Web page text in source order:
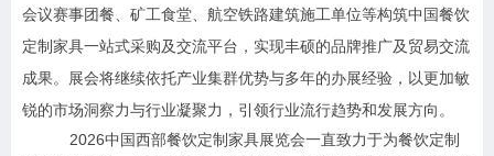
会议赛事团餐、矿工食堂、航空铁路建筑施工单位等构筑中国餐饮
定制家具一站式采购及交流平台，实现丰硕的品牌推广及贸易交流
成果。 展会将继续依托产业集群优势与多年的办展经验，以更加敏
锐的市场洞察力与行业凝聚力，引领行业流行趋势和发展方向。
2026中国西部餐饮定制家具展览会一直致力于为餐饮定制